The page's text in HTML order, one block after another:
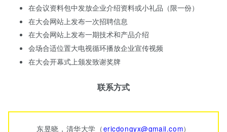
在会议资料包中发放企业介绍资料或小礼品（限一份）
在大会网站上发布一次招聘信息
在大会网站上发布一期技术和产品介绍
会场合适位置大电视循环播放企业宣传视频
在大会开幕式上颁发致谢奖牌
联系方式
东昱晓，清华大学（ericdongyx@gmail.com）